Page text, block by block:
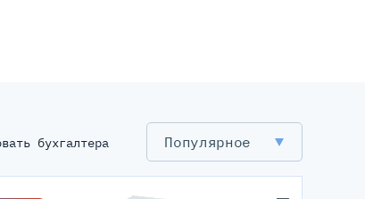
Серверы Для ИИ
бухгалтера Популярное